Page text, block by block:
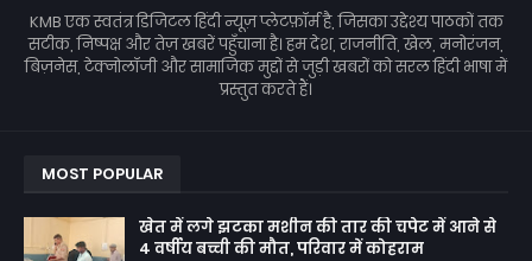
KMB एक स्वतंत्र डिजिटल हिंदी न्यूज़ प्लेटफ़ॉर्म है, जिसका उद्देश्य पाठकों तक
सटीक, निष्पक्ष और तेज़ खबरें पहुँचाना है। हम देश, राजनीति, खेल, मनोरंजन,
बिज़नेस, टेक्नोलॉजी और सामाजिक मुद्दों से जुड़ी खबरों को सरल हिंदी भाषा में
प्रस्तुत करते हैं।
MOST POPULAR
खेत में लगे झटका मशीन की तार की चपेट में आने से
4 वर्षीय बच्ची की मौत, परिवार में कोहराम